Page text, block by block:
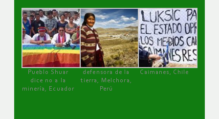
Pueblo Shuar
dice no a la
minería, Ecuador
defensora de la
tierra, Melchora,
Perú
Caimanes, Chile